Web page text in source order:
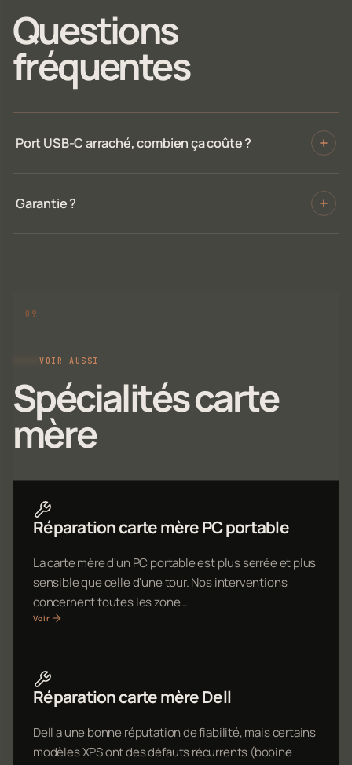
Questions
fréquentes
Port USB-C arraché, combien ça coûte ?
Garantie ?
VOIR AUSSI
Spécialités carte
mère
Réparation carte mère PC portable
La carte mère d'un PC portable est plus serrée et plus
sensible que celle d'une tour. Nos interventions
concernent toutes les zone…
Voir
Réparation carte mère Dell
Dell a une bonne réputation de fiabilité, mais certains
modèles XPS ont des défauts récurrents (bobine